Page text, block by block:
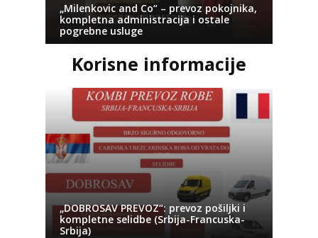
„Milenkovic and Co“ – prevoz pokojnika,
kompletna administracija i ostale
pogrebne usluge
Korisne informacije
„DOBROSAV PREVOZ“: prevoz pošiljki i
kompletne selidbe (Srbija-Francuska-
Srbija)